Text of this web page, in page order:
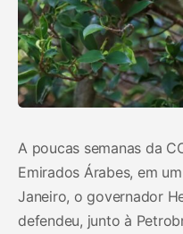
A poucas semanas da
Emirados Árabes, em
Janeiro, o governador
defendeu, junto à